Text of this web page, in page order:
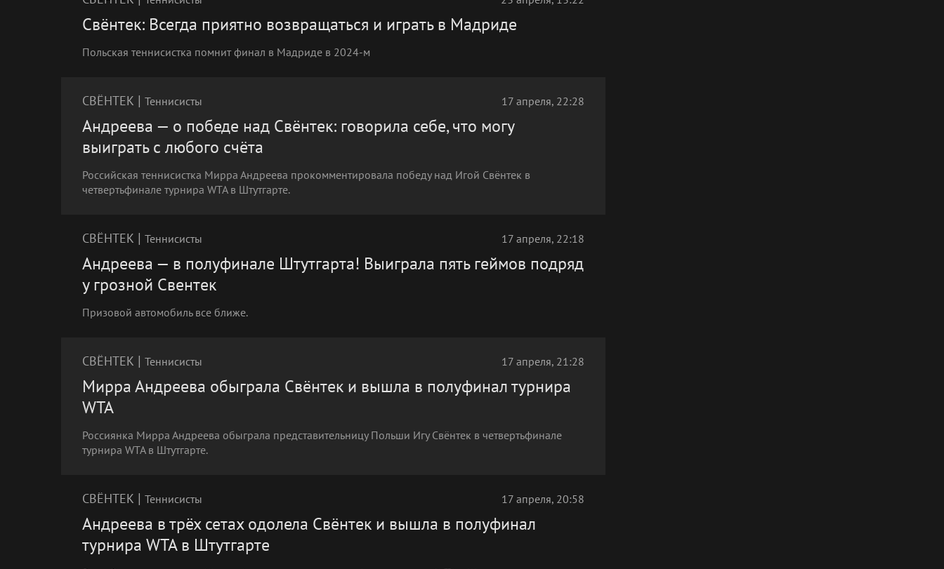
Свёнтек: Всегда приятно возвращаться и играть в Мадриде
Польская теннисистка помнит финал в Мадриде в 2024-м
СВЁНТЕК | Теннисисты 17 апреля, 22:28
Андреева — о победе над Свёнтек: говорила себе, что могу
выиграть с любого счёта
Российская теннисистка Мирра Андреева прокомментировала победу над Игой Свёнтек в
четвертьфинале турнира WTA в Штутгарте.
СВЁНТЕК | Теннисисты 17 апреля, 22:18
Андреева — в полуфинале Штутгарта! Выиграла пять геймов подряд
у грозной Свентек
Призовой автомобиль все ближе.
СВЁНТЕК | Теннисисты 17 апреля, 21:28
Мирра Андреева обыграла Свёнтек и вышла в полуфинал турнира
WTA
Россиянка Мирра Андреева обыграла представительницу Польши Игу Свёнтек в четвертьфинале
турнира WTA в Штутгарте.
СВЁНТЕК | Теннисисты 17 апреля, 20:58
Андреева в трёх сетах одолела Свёнтек и вышла в полуфинал
турнира WTA в Штутгарте